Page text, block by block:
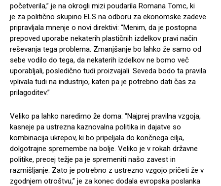
početverila,” je na okrogli mizi poudarila Romana Tomc, ki
je za politično skupino ELS na odboru za ekonomske zadeve
pripravljala mnenje o novi direktivi: “Menim, da je postopna
prepoved uporabe nekaterih plastičnih izdelkov pravi način
reševanja tega problema. Zmanjšanje bo lahko že samo od
sebe vodilo do tega, da nekaterih izdelkov ne bomo več
uporabljali, posledično tudi proizvajali. Seveda bodo ta pravila
vplivala tudi na industrijo, kateri pa je potrebno dati čas za
prilagoditev.”
Veliko pa lahko naredimo že doma: “Najprej pravilna vzgoja,
kasneje pa ustrezna kaznovalna politika in dajatve so
kombinacija ukrepov, ki bo pripeljala do končnega cilja,
dolgotrajne spremembe na bolje. Veliko je v rokah državne
politike, precej težje pa je spremeniti našo zavest in
razmišljanje. Zato je potrebno z ustrezno vzgojo pričeti že v
zgodnjem otroštvu,” je za konec dodala evropska poslanka